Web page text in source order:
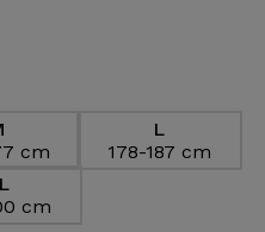
cm
L
178-187 cm
cm